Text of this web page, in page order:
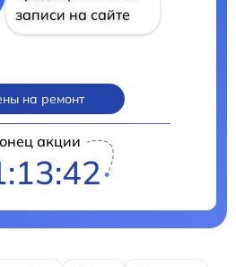
записи на сайте
на ремонт
акции